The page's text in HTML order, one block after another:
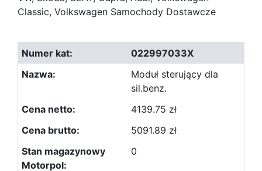
Classic, Volkswagen Samochody Dostawcze
022997033X
Moduł sterujący dla
sil.benz.
4139.75 zł
5091.89 zł
0